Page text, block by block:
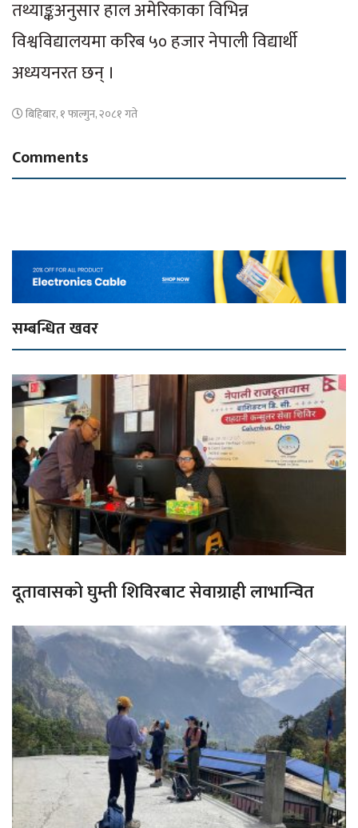
तथ्याङ्कअनुसार हाल अमेरिकाका विभिन्न
विश्वविद्यालयमा करिब ५० हजार नेपाली विद्यार्थी
अध्ययनरत छन् ।
बिहिबार, १ फाल्गुन, २०८१ गते
Comments
सम्बन्धित खवर
दूतावासको घुम्ती शिविरबाट सेवाग्राही लाभान्वित